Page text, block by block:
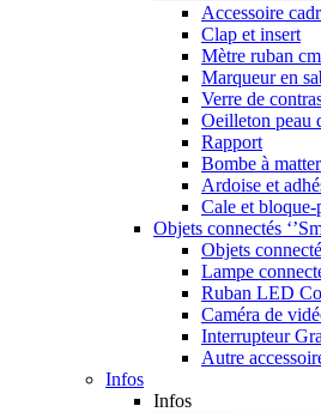
Accessoire
Clap et insert
Mètre ruban
Marqueur en
Verre de
Oeilleton peau
Rapport
Bombe à matter
Ardoise et
Cale et bloque-
Objets connectés
Objets
Lampe
Ruban LED
Caméra de
Interrupteur
Autre
Infos
Infos